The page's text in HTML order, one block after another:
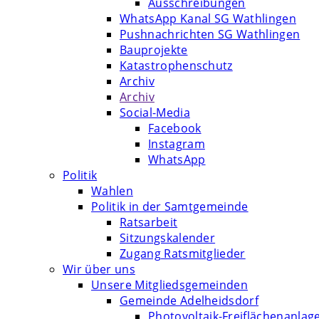
WhatsApp Kanal SG Wathlingen
Pushnachrichten SG Wathlingen
Bauprojekte
Katastrophenschutz
Archiv
Archiv
Social-Media
Facebook
Instagram
WhatsApp
Politik
Wahlen
Politik in der Samtgemeinde
Ratsarbeit
Sitzungskalender
Zugang Ratsmitglieder
Wir über uns
Unsere Mitgliedsgemeinden
Gemeinde Adelheidsdorf